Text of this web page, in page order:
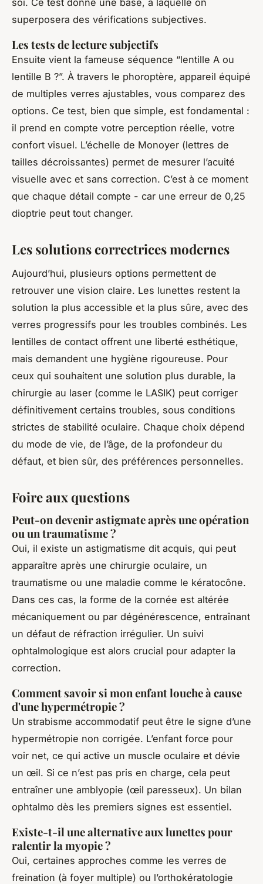
soi. Ce test donne une base, à laquelle on
superposera des vérifications subjectives.
Les tests de lecture subjectifs
Ensuite vient la fameuse séquence “lentille A ou
lentille B ?”. À travers le phoroptère, appareil équipé
de multiples verres ajustables, vous comparez des
options. Ce test, bien que simple, est fondamental :
il prend en compte votre perception réelle, votre
confort visuel. L’échelle de Monoyer (lettres de
tailles décroissantes) permet de mesurer l’acuité
visuelle avec et sans correction. C’est à ce moment
que chaque détail compte - car une erreur de 0,25
dioptrie peut tout changer.
Les solutions correctrices modernes
Aujourd’hui, plusieurs options permettent de
retrouver une vision claire. Les lunettes restent la
solution la plus accessible et la plus sûre, avec des
verres progressifs pour les troubles combinés. Les
lentilles de contact offrent une liberté esthétique,
mais demandent une hygiène rigoureuse. Pour
ceux qui souhaitent une solution plus durable, la
chirurgie au laser (comme le LASIK) peut corriger
définitivement certains troubles, sous conditions
strictes de stabilité oculaire. Chaque choix dépend
du mode de vie, de l’âge, de la profondeur du
défaut, et bien sûr, des préférences personnelles.
Foire aux questions
Peut-on devenir astigmate après une opération
ou un traumatisme ?
Oui, il existe un astigmatisme dit acquis, qui peut
apparaître après une chirurgie oculaire, un
traumatisme ou une maladie comme le kératocône.
Dans ces cas, la forme de la cornée est altérée
mécaniquement ou par dégénérescence, entraînant
un défaut de réfraction irrégulier. Un suivi
ophtalmologique est alors crucial pour adapter la
correction.
Comment savoir si mon enfant louche à cause
d'une hypermétropie ?
Un strabisme accommodatif peut être le signe d’une
hypermétropie non corrigée. L’enfant force pour
voir net, ce qui active un muscle oculaire et dévie
un œil. Si ce n’est pas pris en charge, cela peut
entraîner une amblyopie (œil paresseux). Un bilan
ophtalmo dès les premiers signes est essentiel.
Existe-t-il une alternative aux lunettes pour
ralentir la myopie ?
Oui, certaines approches comme les verres de
freination (à foyer multiple) ou l’orthokératologie